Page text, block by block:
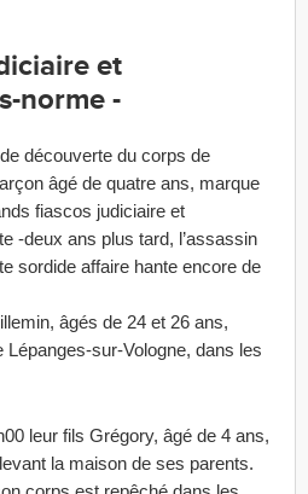
et
norme -
découverte du corps de
âgé de quatre ans, marque
fiascos judiciaire et
-deux ans plus tard, l’assassin
sordide affaire hante encore de
âgés de 24 et 26 ans,
sur-Vologne, dans les
leur fils Grégory, âgé de 4 ans,
la maison de ses parents.